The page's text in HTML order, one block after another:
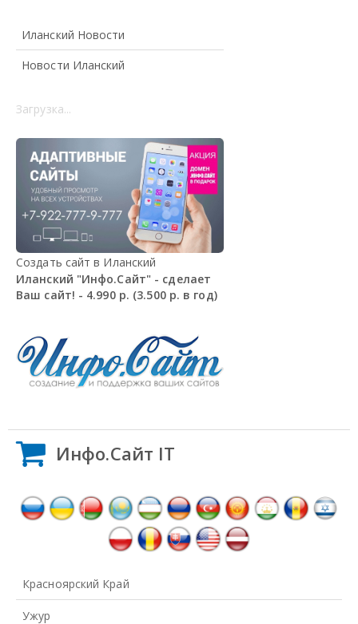
Иланский Новости
Новости Иланский
Загрузка...
Создать сайт в Иланский
Иланский "Инфо.Сайт" - сделает
Ваш сайт! - 4.990 р. (3.500 р. в год)
Инфо.Сайт IT
Красноярский Край
Ужур